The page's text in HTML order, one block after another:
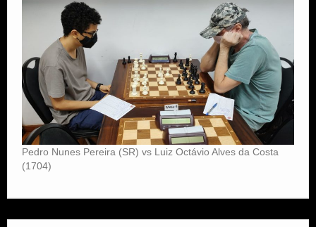
Pedro Nunes Pereira (SR) vs Luiz Octávio Alves da Costa
(1704)